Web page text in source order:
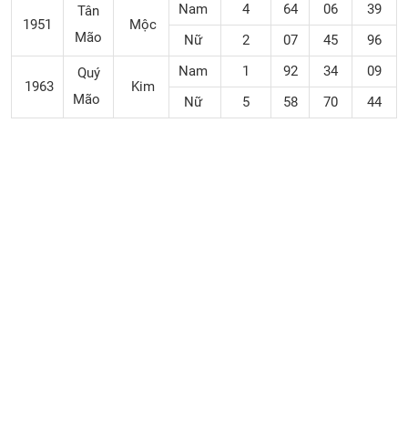
1951
Tân
Mão
Mộc
Nam 4 64 06
39
Nữ
2 07 45 96
1963
Quý
Mão
Kim
Nam 1 92 34
09
Nữ
5 58 70 44